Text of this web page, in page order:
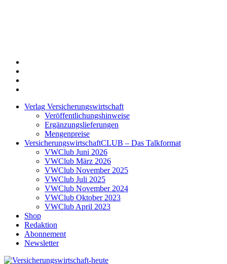
Verlag Versicherungswirtschaft
Veröffentlichungshinweise
Ergänzungslieferungen
Mengenpreise
VersicherungswirtschaftCLUB – Das Talkformat
VWClub Juni 2026
VWClub März 2026
VWClub November 2025
VWClub Juli 2025
VWClub November 2024
VWClub Oktober 2023
VWClub April 2023
Shop
Redaktion
Abonnement
Newsletter